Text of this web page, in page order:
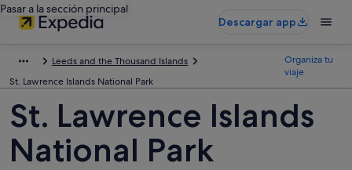
Pasar a la sección principal
Descargar app
Leeds and the Thousand Islands
St. Lawrence Islands National Park
Organiza tu
viaje
St. Lawrence Islands
National Park